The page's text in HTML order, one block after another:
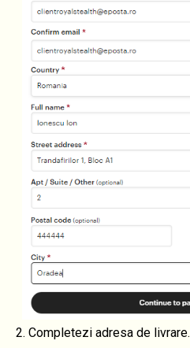
2. Completezi adresa de livrare.